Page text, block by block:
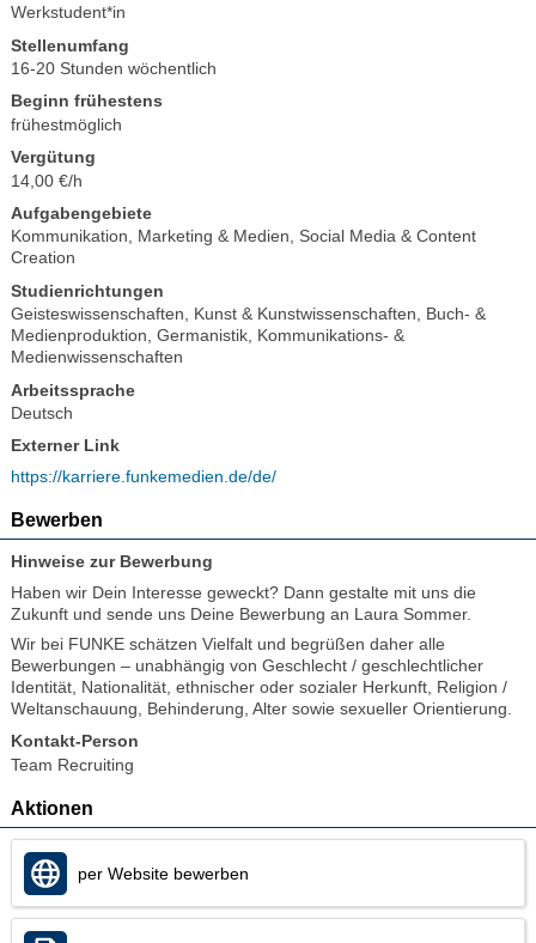
Werkstudent*in
Stellenumfang
16-20 Stunden wöchentlich
Beginn frühestens
frühestmöglich
Vergütung
14,00 €/h
Aufgabengebiete
Kommunikation, Marketing & Medien, Social Media & Content
Creation
Studienrichtungen
Geisteswissenschaften, Kunst & Kunstwissenschaften, Buch- &
Medienproduktion, Germanistik, Kommunikations- &
Medienwissenschaften
Arbeitssprache
Deutsch
Externer Link
https://karriere.funkemedien.de/de/
Bewerben
Hinweise zur Bewerbung
Haben wir Dein Interesse geweckt? Dann gestalte mit uns die
Zukunft und sende uns Deine Bewerbung an Laura Sommer.
Wir bei FUNKE schätzen Vielfalt und begrüßen daher alle
Bewerbungen – unabhängig von Geschlecht / geschlechtlicher
Identität, Nationalität, ethnischer oder sozialer Herkunft, Religion /
Weltanschauung, Behinderung, Alter sowie sexueller Orientierung.
Kontakt-Person
Team Recruiting
Aktionen
per Website bewerben